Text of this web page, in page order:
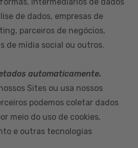
de dados, empresas de
parceiros de negócios,
de mídia social ou outros.
automaticamente.
Sites ou usa nossos
podemos coletar dados
meio do uso de cookies,
e outras tecnologias